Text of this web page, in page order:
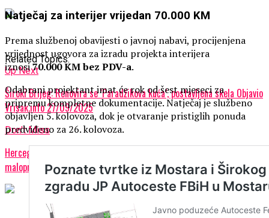
Related Topics:
Up Next
Široki Brijeg: Renovira se ‘Paradžikova kuća’, postavljena skela Objavio
Vrisak.info 27/09/2025
Don't Miss
Hercegovac kupio zapuštenu zagrebačku zgradu i planira uredske i
maloprodajne prostore
Natječaj za interijer vrijedan 70.000 KM
Prema službenoj obavijesti o javnoj nabavi, procijenjena
vrijednost ugovora za izradu projekta interijera
iznosi70.000 KM bez PDV-a.
Odabrani projektant imat će rok od šest mjeseci za
pripremu kompletne dokumentacije. Natječaj je službeno
objavljen 5. kolovoza, dok je otvaranje pristiglih ponuda
predviđeno za 26. kolovoza.